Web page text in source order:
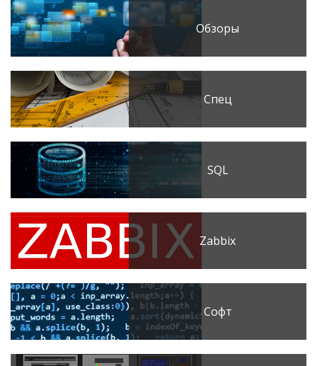
Обзоры
Спец
SQL
Zabbix
Софт